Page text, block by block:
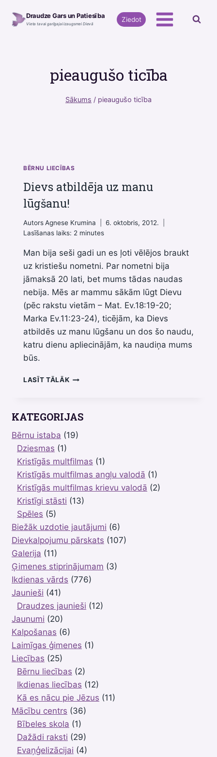
Draudze Gars un Patiesība
Vieta tavai garīgajai izaugsmei Dievā
Ziedot
pieaugušo ticība
Sākums / pieaugušo ticība
BĒRNU LIECĪBAS
Dievs atbildēja uz manu
lūgšanu!
AutorsAgnese Krumina
6. oktobris, 2012.
Lasīšanas laiks: 2 minutes
Man bija seši gadi un es ļoti vēlējos braukt
uz kristiešu nometni. Par nometni bija
jāmaksā 20 lati, bet mums tādas naudas
nebija. Mēs ar mammu sākām lūgt Dievu
(pēc rakstu vietām – Mat. Ev.18:19-20;
Marka Ev.11:23-24), ticējām, ka Dievs
atbildēs uz manu lūgšanu un dos šo naudu,
katru dienu apliecinājām, ka naudiņa mums
būs.
LASĪT TĀLĀKDIEVS
LŪGŠANU!
KATEGORIJAS
Bērnu istaba (19)
Dziesmas (1)
Kristīgās multfilmas (1)
Kristīgās multfilmas angļu valodā (1)
Kristīgās multfilmas krievu valodā (2)
Kristīgi stāsti (13)
Spēles (5)
Biežāk uzdotie jautājumi (6)
Dievkalpojumu pārskats (107)
Galerija (11)
Ģimenes stiprinājumam (3)
Ikdienas vārds (776)
Jaunieši (41)
Draudzes jaunieši (12)
Jaunumi (20)
Kalpošanas (6)
Laimīgas ģimenes (1)
Liecības (25)
Bērnu liecības (2)
Ikdienas liecības (12)
Kā es nācu pie Jēzus (11)
Mācību centrs (36)
Bībeles skola (1)
Dažādi raksti (29)
Evaņģelizācijai (4)